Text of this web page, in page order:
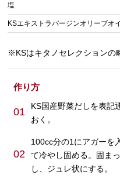
塩
KSエキストラバージンオリーブオ
※KSはキタノセレクションの
作り方
01
KS国産野菜だしを表記
おく。
02
100cc分の1にアガーを
て冷やし固める。固ま
し、ジュレ状にする。